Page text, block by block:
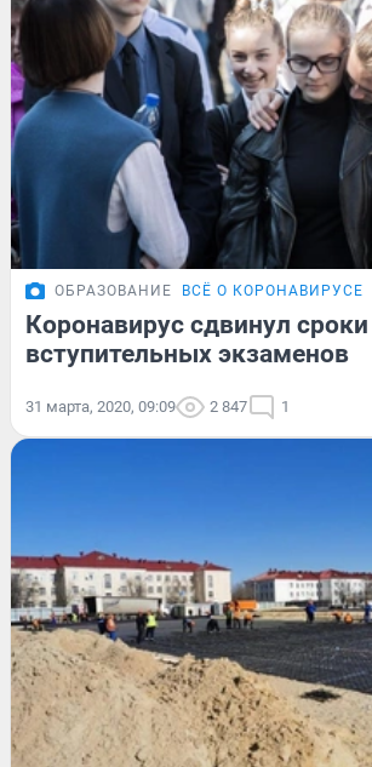
ОБРАЗОВАНИЕ ВСЁ О КОРОНАВИРУСЕ
Коронавирус сдвинул сроки
вступительных экзаменов
31 марта, 2020, 09:09 2 847 1